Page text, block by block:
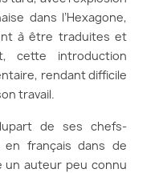
dans l’Hexagone,
à être traduites et
cette introduction
rendant difficile
travail.
de ses chefs-
en français dans de
un auteur peu connu